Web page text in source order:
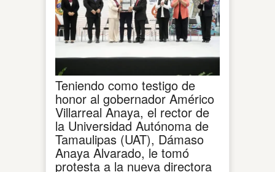
Teniendo como testigo de
honor al gobernador Américo
Villarreal Anaya, el rector de
la Universidad Autónoma de
Tamaulipas (UAT), Dámaso
Anaya Alvarado, le tomó
protesta a la nueva directora